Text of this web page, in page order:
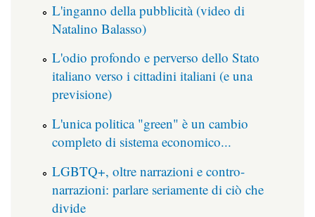
L'inganno della pubblicità (video di
Natalino Balasso)
L'odio profondo e perverso dello Stato
italiano verso i cittadini italiani (e una
previsione)
L'unica politica "green" è un cambio
completo di sistema economico...
LGBTQ+, oltre narrazioni e contro-
narrazioni: parlare seriamente di ciò che
divide